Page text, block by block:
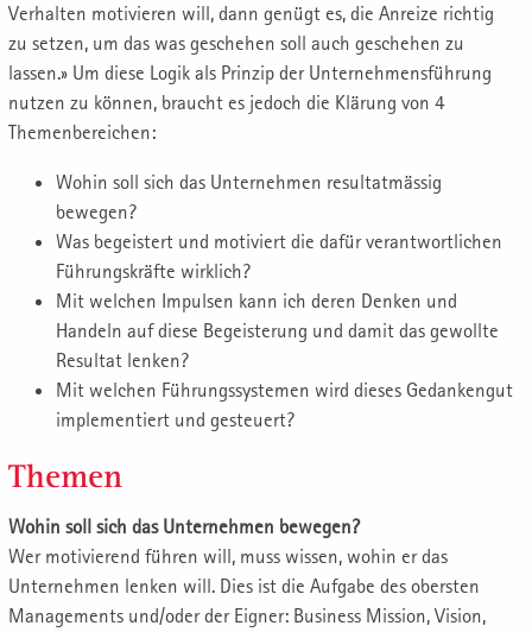
Verhalten motivieren will, dann genügt es, die Anreize richtig
zu setzen, um das was geschehen soll auch geschehen zu
lassen.» Um diese Logik als Prinzip der Unternehmensführung
nutzen zu können, braucht es jedoch die Klärung von 4
Themenbereichen:
Wohin soll sich das Unternehmen resultatmässig
bewegen?
Was begeistert und motiviert die dafür verantwortlichen
Führungskräfte wirklich?
Mit welchen Impulsen kann ich deren Denken und
Handeln auf diese Begeisterung und damit das gewollte
Resultat lenken?
Mit welchen Führungssystemen wird dieses Gedankengut
implementiert und gesteuert?
Themen
Wohin soll sich das Unternehmen bewegen?
Wer motivierend führen will, muss wissen, wohin er das
Unternehmen lenken will. Dies ist die Aufgabe des obersten
Managements und/oder der Eigner: Business Mission, Vision,